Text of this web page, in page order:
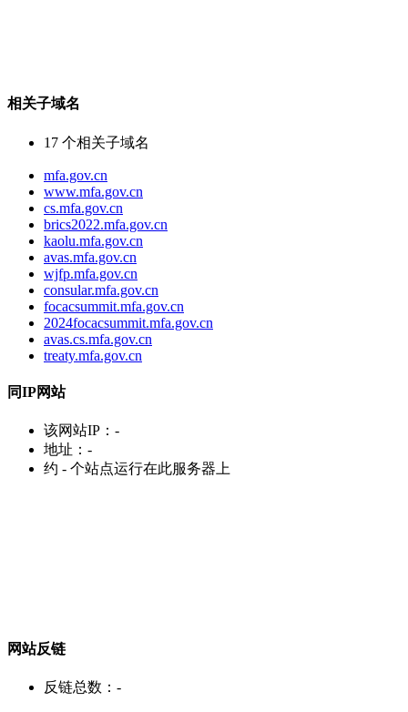
相关子域名
17 个相关子域名
mfa.gov.cn
www.mfa.gov.cn
cs.mfa.gov.cn
brics2022.mfa.gov.cn
kaolu.mfa.gov.cn
avas.mfa.gov.cn
wjfp.mfa.gov.cn
consular.mfa.gov.cn
focacsummit.mfa.gov.cn
2024focacsummit.mfa.gov.cn
avas.cs.mfa.gov.cn
treaty.mfa.gov.cn
同IP网站
该网站IP： -
地址： -
约 - 个站点运行在此服务器上
网站反链
反链总数： -